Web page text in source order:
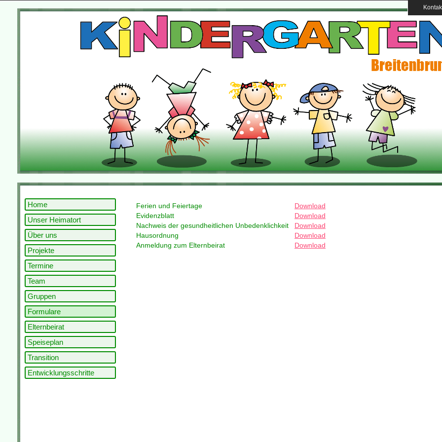
Home
Unser Heimatort
Über uns
Projekte
Termine
Team
Gruppen
Formulare
Elternbeirat
Speiseplan
Transition
Entwicklungsschritte
Ferien und Feiertage
Download
Evidenzblatt
Download
Nachweis der gesundheitlichen Unbedenklichkeit
Download
Hausordnung
Download
Anmeldung zum Elternbeirat
Download